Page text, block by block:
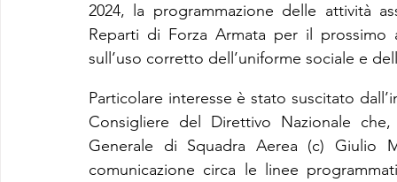
2024, la programmazione delle attività
Reparti di Forza Armata per il
sull’uso corretto dell’uniforme sociale e
Particolare interesse è stato suscitato
Consigliere del Direttivo Nazionale
Generale di Squadra Aerea (c) Giulio
comunicazione circa le linee